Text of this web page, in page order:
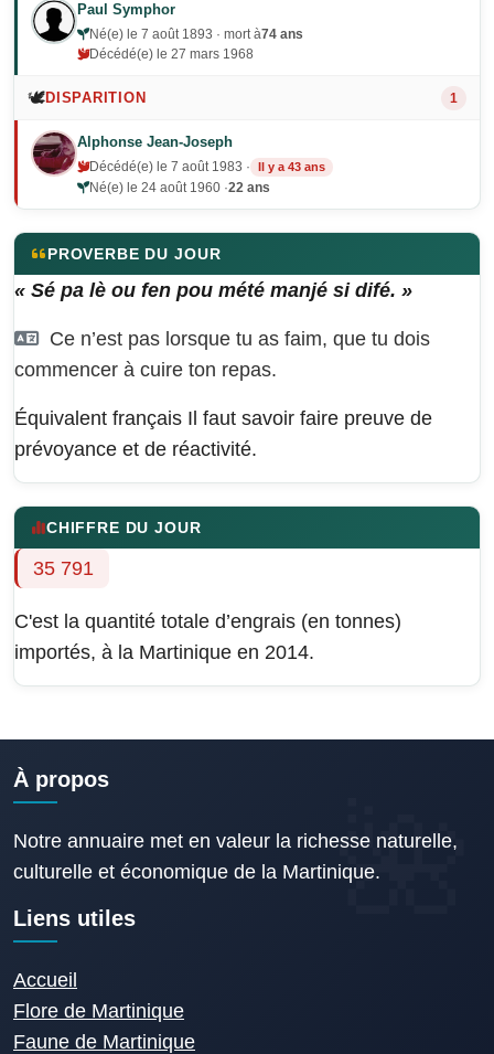
Paul Symphor
Né(e) le 7 août 1893 · mort à74 ans
Décédé(e) le 27 mars 1968
🕊️DISPARITION 1
Alphonse Jean-Joseph
Décédé(e) le 7 août 1983 · Il y a 43 ans
Né(e) le 24 août 1960 ·22 ans
PROVERBE DU JOUR
« Sé pa lè ou fen pou mété manjé si difé. »
Ce n’est pas lorsque tu as faim, que tu dois
commencer à cuire ton repas.
Équivalent français Il faut savoir faire preuve de
prévoyance et de réactivité.
CHIFFRE DU JOUR
35 791
C'est la quantité totale d’engrais (en tonnes)
importés, à la Martinique en 2014.
À propos
Notre annuaire met en valeur la richesse naturelle,
culturelle et économique de la Martinique.
Liens utiles
Accueil
Flore de Martinique
Faune de Martinique